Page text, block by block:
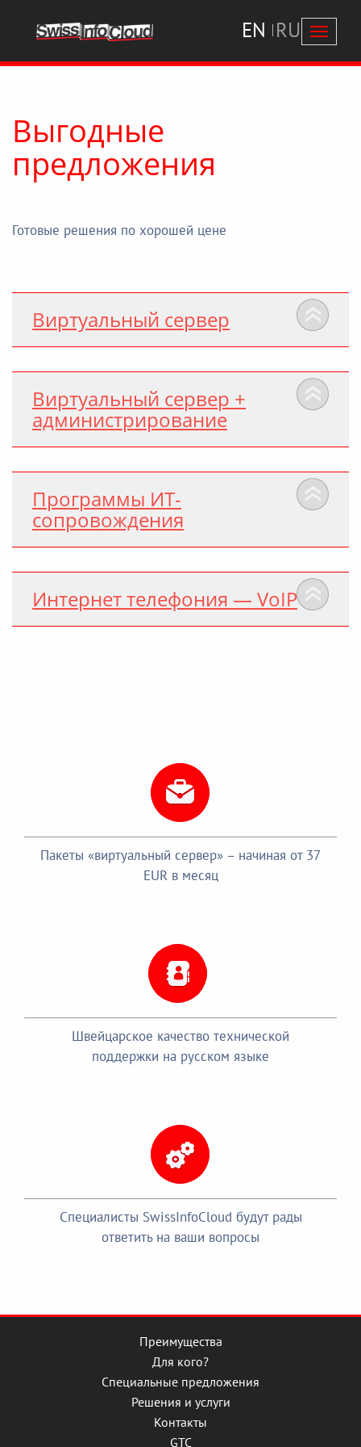
EN RU
Выгодные
предложения
Готовые решения по хорошей цене
Виртуальный сервер
Виртуальный сервер +
администрирование
Программы ИТ-
сопровождения
Интернет телефония — VoIP
Пакеты «виртуальный сервер» – начиная от 37
EUR в месяц
Швейцарское качество технической
поддержки на русском языке
Специалисты SwissInfoCloud будут рады
ответить на ваши вопросы
Преимущества
Для кого?
Специальные предложения
Решения и услуги
Контакты
GTC